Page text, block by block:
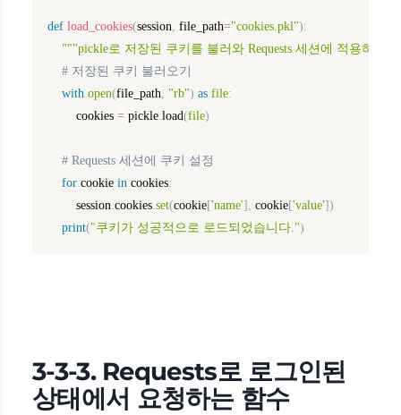
def load_cookies(session, file_path="cookies.pkl"):
"""pickle로 저장된 쿠키를 불러와 Requests 세션에 적용하는
# 저장된 쿠키 불러오기
with open(file_path, "rb") as file:
        cookies
= pickle.load(file)
# Requests 세션에 쿠키 설정
for cookie in cookies:
        session
.cookies.set(cookie['name'], cookie['value'])
print("쿠키가 성공적으로 로드되었습니다.")
3-3-3. Requests로 로그인된
상태에서 요청하는 함수